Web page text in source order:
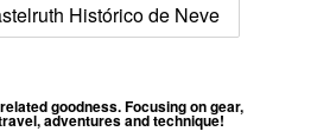
Histórico de Neve